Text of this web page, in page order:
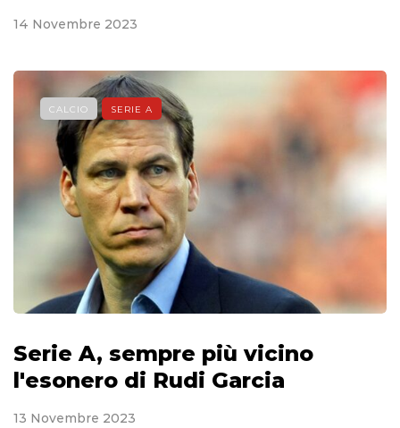
14 Novembre 2023
CALCIO SERIE A
Serie A, sempre più vicino
l'esonero di Rudi Garcia
13 Novembre 2023